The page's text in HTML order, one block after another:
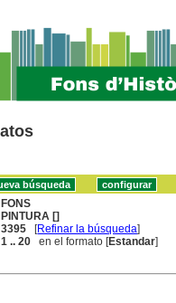
FONS
PINTURA []
3395 [Refinar la búsqueda]
1 .. 20 en el formato [Estandar]